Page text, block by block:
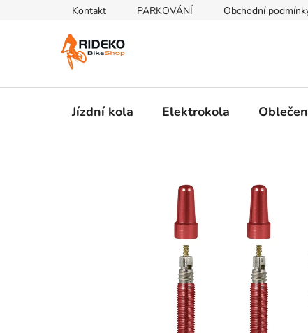
Kontakt PARKOVÁNÍ Obchodní
Jízdní kola Elektrokola